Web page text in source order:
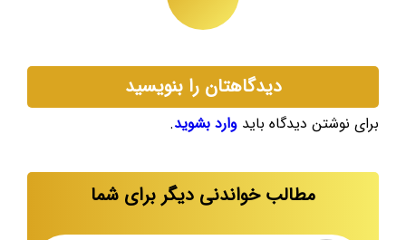
دیدگاهتان را بنویسید
برای نوشتن دیدگاه باید وارد بشوید.
مطالب خواندنی دیگر برای شما